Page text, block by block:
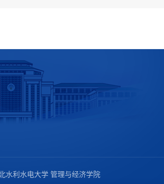
水利水电大学 管理与经济学院